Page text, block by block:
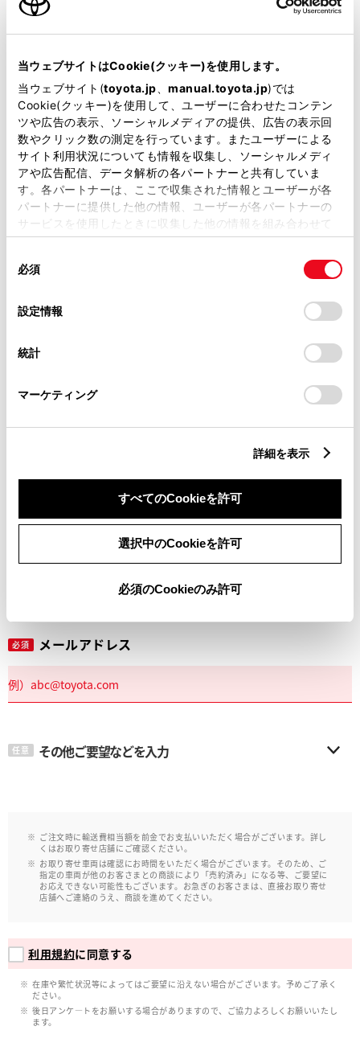
当ウェブサイトはCookie(クッキー)を使用します。
当ウェブサイト(toyota.jp manual.toyota.jp)では
Cookie(クッキー)を使用して、ユーザーに合わせたコンテン
ツや広告の表示、ソーシャルメディアの提供、広告の表示回
数やクリック数の測定を行っています。またユーザーによる
サイト利用状況についても情報を収集し、ソーシャルメディ
アや広告配信、データ解析の各パートナーと共有していま
す。各パートナーは、ここで収集された情報とユーザーが各
パートナーに提供した他の情報、ユーザーが各パートナーの
サービスを使用したときに収集した他の情報を組み合わせて
使用することがあります。当ウェブサイトの使用を続行する
デバイスにすべてのCookie(クッキー)が保存されることに同
意したことになります。Cookie(クッキー)のオプトアウト、
設定の変更、同意を撤回したりするにあたっては、当社の
「Cookie（クッキー）情報の取り扱いについて
」をご覧くだ
必須
設定情報
統計
マーケティング
詳細を表示
すべてのCookieを許可
選択中のCookieを許可
必須のCookieのみ許可
必須 名前（カナ）
必須 郵便番号
住所自動入力
必須 都道府県
必須 市区町村名
丁目番地
必須 メールアドレス
任意 その他ご要望などを入力
ご注文時に輸送費相当額を前金でお支払いいただく場合がございます。詳し
くはお取り寄せ店舗にご確認ください。
お取り寄せ車両は確認にお時間をいただく場合がございます。そのため、ご
指定の車両が他のお客さまとの商談により「売約済み」になる等、ご要望に
お応えできない可能性もございます。お急ぎのお客さまは、直接お取り寄せ
店舗へご連絡のうえ、商談を進めてください。
利用規約に同意する
在庫や繁忙状況等によってはご要望に沿えない場合がございます。予めご了承く
ださい。
後日アンケ―トをお願いする場合がありますので、ご協力よろしくお願いいたし
ます。